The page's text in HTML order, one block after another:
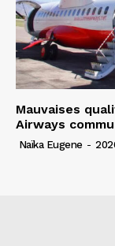
Mauvaises
Airways
Naïka Eugene -